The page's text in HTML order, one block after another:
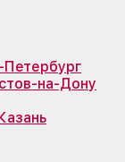
Петербург
на-Дону